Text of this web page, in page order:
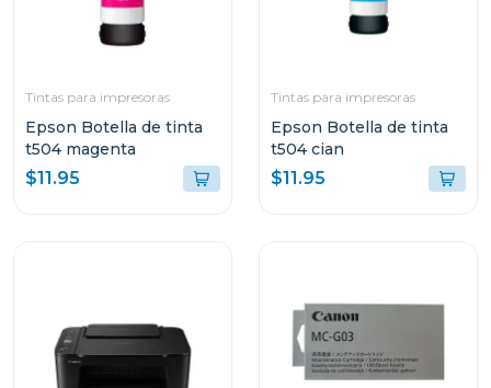
Tintas para impresoras
Epson Botella de tinta
t504 magenta
$11.95
Tintas para impresoras
Epson Botella de tinta
t504 cian
$11.95